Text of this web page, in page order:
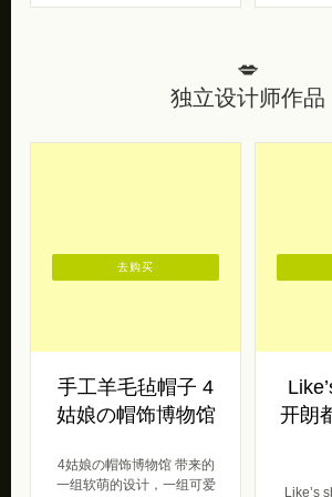
💋
独立设计师作品
手工羊毛毡帽子 4
姑娘の帽饰博物馆
4姑娘の帽饰博物馆 带来的
一组软萌的设计，一组可爱
去购买
开朗
Like’s